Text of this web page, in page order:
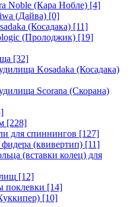
Noble (Кара Нобле) [4]
(Дайва) [0]
(Косадака) [11]
(Пролоджик) [19]
[32]
Kosadaka (Косадака)
Scorana (Скорана)
[228]
для спиннингов [127]
(квивертип) [11]
(вставки колец) для
[12]
поклевки [14]
[10]